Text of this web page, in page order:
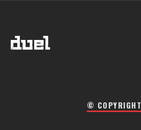
© COPYRIGHT